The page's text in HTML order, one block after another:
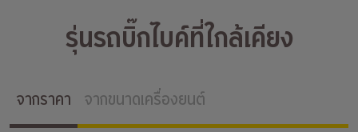
รุ่นรถบิ๊กไบค์ที่ใกล้เคียง
จากราคา จากขนาดเครื่องยนต์